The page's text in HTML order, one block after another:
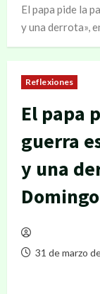
El papa pide la
y una derrota»,
Reflexiones
El papa
guerra
y una
31 de marzo